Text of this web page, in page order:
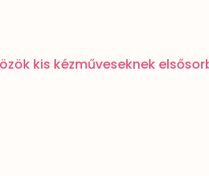
kis kézműveseknek